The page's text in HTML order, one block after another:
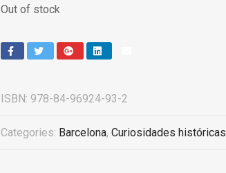
Out of stock
ISBN: 978-84-96924-93-2
Categories: Barcelona, Curiosidades históricas